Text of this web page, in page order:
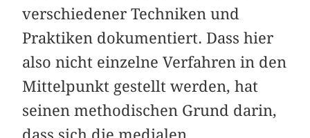
verschiedener Techniken und
Praktiken dokumentiert. Dass hier
also nicht einzelne Verfahren in den
Mittelpunkt gestellt werden, hat
seinen methodischen Grund darin,